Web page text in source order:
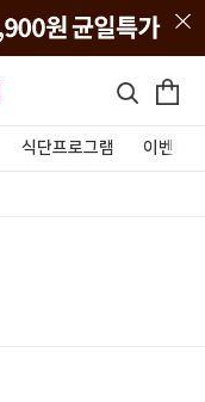
식단프로그램 이벤트&